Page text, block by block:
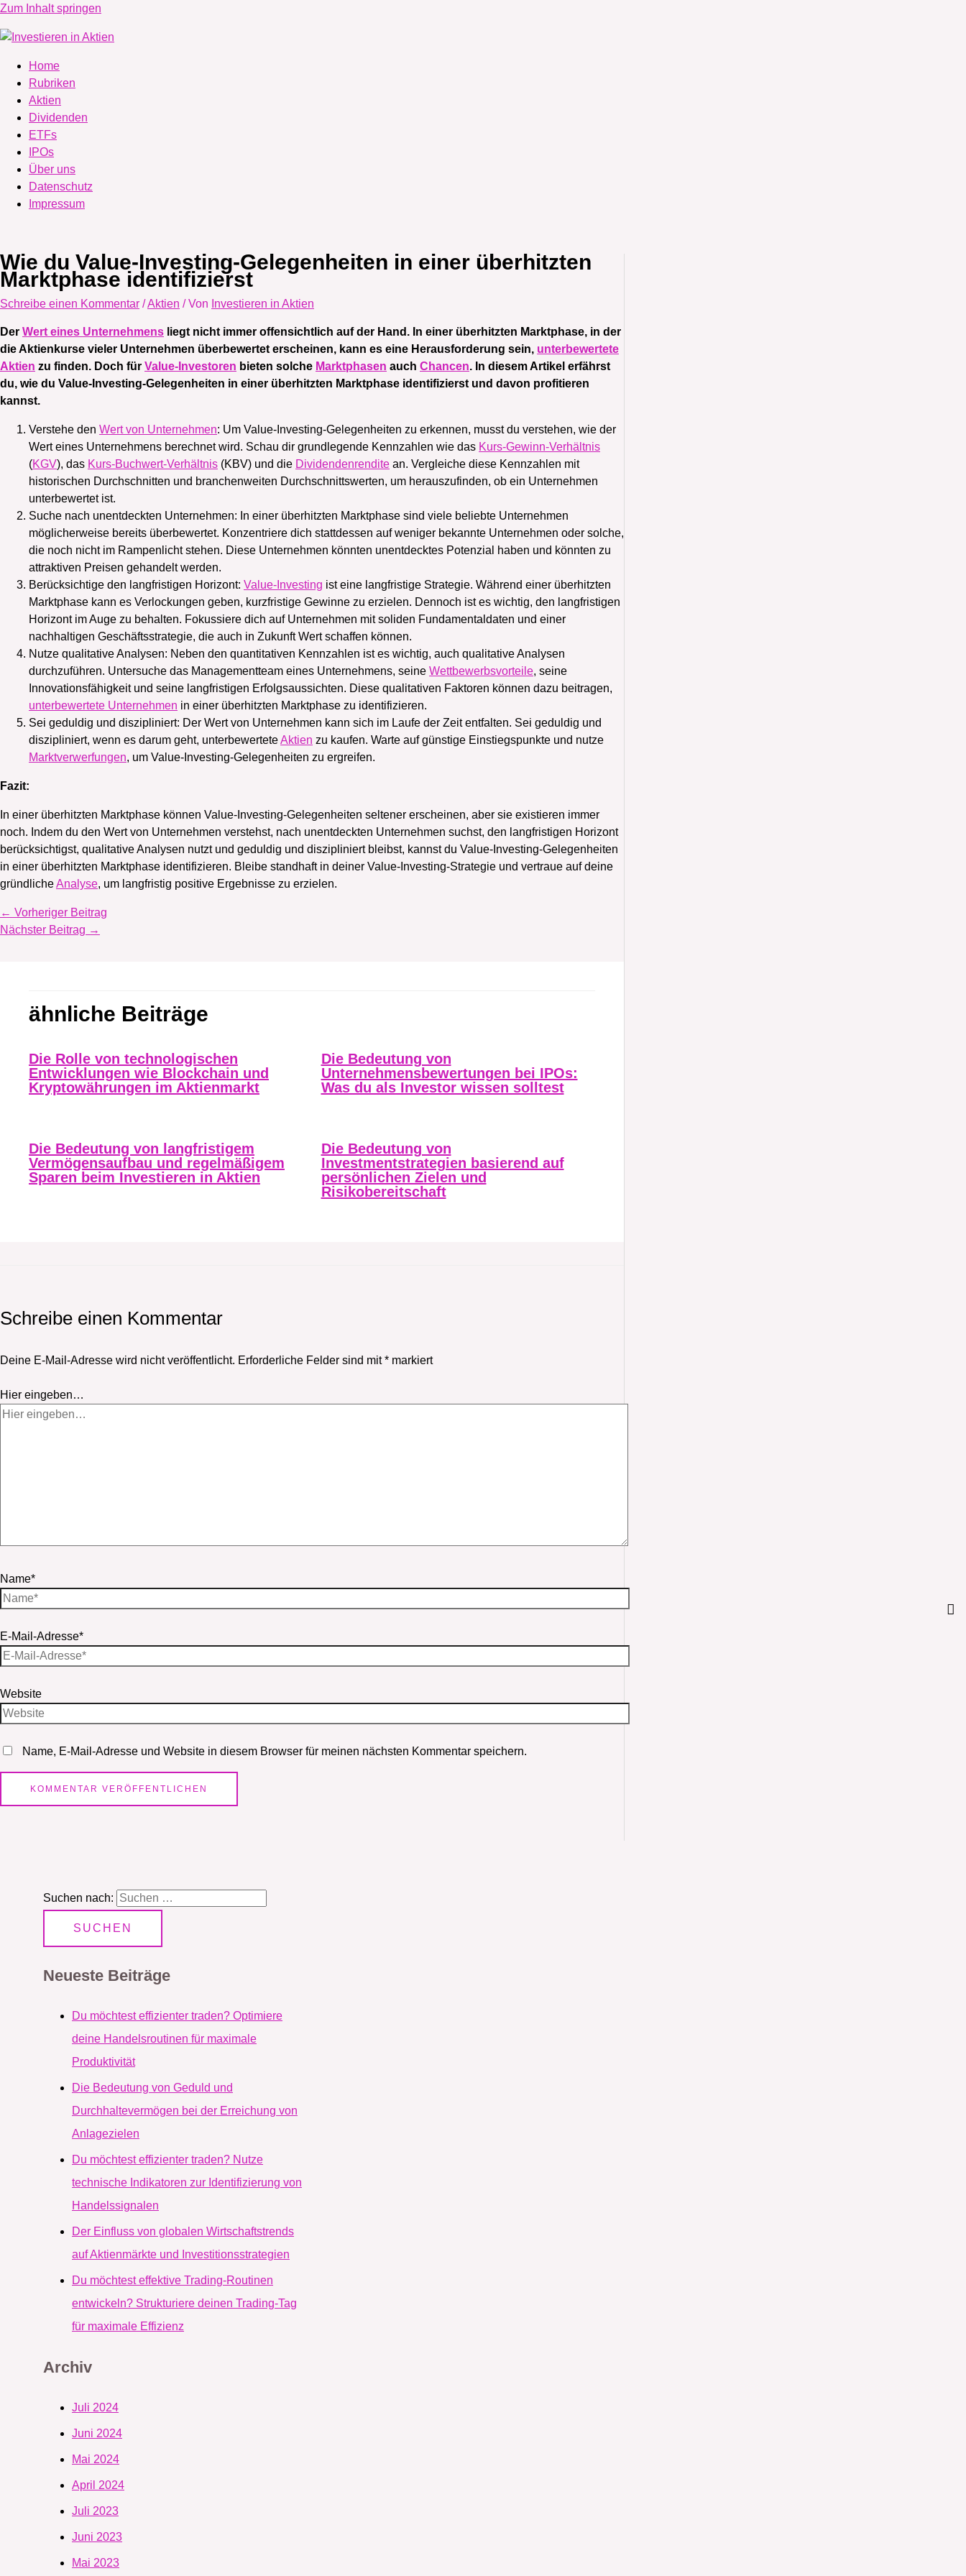
Zum Inhalt springen
Home
Rubriken
Aktien
Dividenden
ETFs
IPOs
Über uns
Datenschutz
Impressum
Wie du Value-Investing-Gelegenheiten in einer überhitzten
Marktphase identifizierst
Schreibe einen Kommentar /Aktien / Von Investieren in Aktien
Der Wert eines Unternehmens liegt nicht immer offensichtlich auf der Hand. In einer überhitzten Marktphase, in der
die Aktienkurse vieler Unternehmen überbewertet erscheinen, kann es eine Herausforderung sein, unterbewertete
Aktien zu finden. Doch für Value-Investoren bieten solche Marktphasen auch Chancen. In diesem Artikel erfährst
du, wie du Value-Investing-Gelegenheiten in einer überhitzten Marktphase identifizierst und davon profitieren
kannst.
Verstehe den Wert von Unternehmen: Um Value-Investing-Gelegenheiten zu erkennen, musst du verstehen, wie der
Wert eines Unternehmens berechnet wird. Schau dir grundlegende Kennzahlen wie das Kurs-Gewinn-Verhältnis
(KGV), das Kurs-Buchwert-Verhältnis (KBV) und die Dividendenrendite an. Vergleiche diese Kennzahlen mit
historischen Durchschnitten und branchenweiten Durchschnittswerten, um herauszufinden, ob ein Unternehmen
unterbewertet ist.
Suche nach unentdeckten Unternehmen: In einer überhitzten Marktphase sind viele beliebte Unternehmen
möglicherweise bereits überbewertet. Konzentriere dich stattdessen auf weniger bekannte Unternehmen oder solche,
die noch nicht im Rampenlicht stehen. Diese Unternehmen könnten unentdecktes Potenzial haben und könnten zu
attraktiven Preisen gehandelt werden.
Berücksichtige den langfristigen Horizont: Value-Investing ist eine langfristige Strategie. Während einer überhitzten
Marktphase kann es Verlockungen geben, kurzfristige Gewinne zu erzielen. Dennoch ist es wichtig, den langfristigen
Horizont im Auge zu behalten. Fokussiere dich auf Unternehmen mit soliden Fundamentaldaten und einer
nachhaltigen Geschäftsstrategie, die auch in Zukunft Wert schaffen können.
Nutze qualitative Analysen: Neben den quantitativen Kennzahlen ist es wichtig, auch qualitative Analysen
durchzuführen. Untersuche das Managementteam eines Unternehmens, seine Wettbewerbsvorteile, seine
Innovationsfähigkeit und seine langfristigen Erfolgsaussichten. Diese qualitativen Faktoren können dazu beitragen,
unterbewertete Unternehmen in einer überhitzten Marktphase zu identifizieren.
Sei geduldig und diszipliniert: Der Wert von Unternehmen kann sich im Laufe der Zeit entfalten. Sei geduldig und
diszipliniert, wenn es darum geht, unterbewerteteAktien zu kaufen. Warte auf günstige Einstiegspunkte und nutze
Marktverwerfungen, um Value-Investing-Gelegenheiten zu ergreifen.
Fazit:
In einer überhitzten Marktphase können Value-Investing-Gelegenheiten seltener erscheinen, aber sie existieren immer
noch. Indem du den Wert von Unternehmen verstehst, nach unentdeckten Unternehmen suchst, den langfristigen Horizont
berücksichtigst, qualitative Analysen nutzt und geduldig und diszipliniert bleibst, kannst du Value-Investing-Gelegenheiten
in einer überhitzten Marktphase identifizieren. Bleibe standhaft in deiner Value-Investing-Strategie und vertraue auf deine
gründlicheAnalyse, um langfristig positive Ergebnisse zu erzielen.
← Vorheriger Beitrag
Nächster Beitrag →
ähnliche Beiträge
Die Rolle von technologischen
Entwicklungen wie Blockchain und
Kryptowährungen im Aktienmarkt
Die Bedeutung von
Unternehmensbewertungen bei IPOs:
Was du als Investor wissen solltest
Die Bedeutung von langfristigem
Vermögensaufbau und regelmäßigem
Sparen beim Investieren in Aktien
Die Bedeutung von
Investmentstrategien basierend auf
persönlichen Zielen und
Risikobereitschaft
Schreibe einen Kommentar
Deine E-Mail-Adresse wird nicht veröffentlicht. Erforderliche Felder sind mit* markiert
Hier eingeben…
Name*
E-Mail-Adresse*
Website
Name, E-Mail-Adresse und Website in diesem Browser für meinen nächsten Kommentar speichern.
Suchen nach:
Neueste Beiträge
Du möchtest effizienter traden? Optimiere
deine Handelsroutinen für maximale
Produktivität
Die Bedeutung von Geduld und
Durchhaltevermögen bei der Erreichung von
Anlagezielen
Du möchtest effizienter traden? Nutze
technische Indikatoren zur Identifizierung von
Handelssignalen
Der Einfluss von globalen Wirtschaftstrends
auf Aktienmärkte und Investitionsstrategien
Du möchtest effektive Trading-Routinen
entwickeln? Strukturiere deinen Trading-Tag
für maximale Effizienz
Archiv
Juli 2024
Juni 2024
Mai 2024
April 2024
Juli 2023
Juni 2023
Mai 2023